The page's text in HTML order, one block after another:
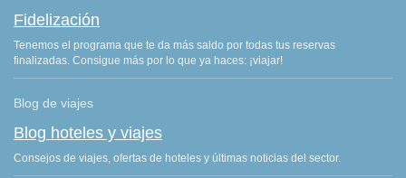
Fidelización
Tenemos el programa que te da más saldo por todas tus reservas
finalizadas. Consigue más por lo que ya haces: ¡viajar!
Blog de viajes
Blog hoteles y viajes
Consejos de viajes, ofertas de hoteles y últimas noticias del sector.